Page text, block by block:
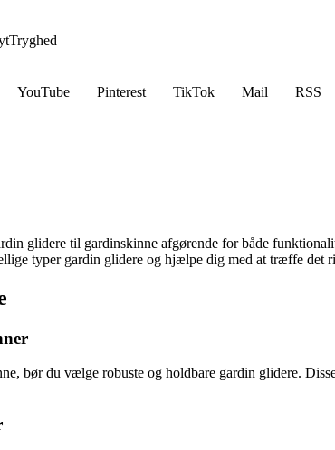
Tryghed
YouTube Pinterest TikTok Mail
RSS
glidere til gardinskinne afgørende for både
typer gardin glidere og hjælpe dig med at træffe det
bør du vælge robuste og holdbare gardin glidere.